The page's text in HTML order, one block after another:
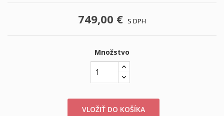
749,00 € S DPH
Množstvo
VLOŽIŤ DO KOŠÍKA